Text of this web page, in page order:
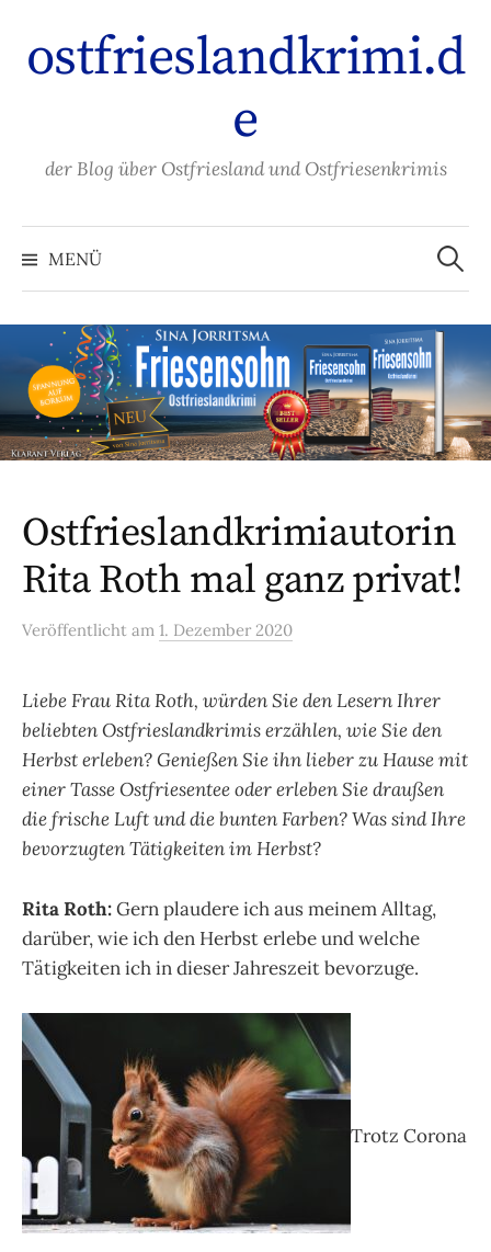
Inhalt
überspringen
ostfrieslandkrimi.d
e
der Blog über Ostfriesland und Ostfriesenkrimis
MENÜ
Suchen
nach:
Ostfrieslandkrimiautorin
Rita Roth mal ganz privat!
Veröffentlicht am 1. Dezember 2020
Liebe Frau Rita Roth, würden Sie den Lesern Ihrer
beliebten Ostfrieslandkrimis erzählen, wie Sie den
Herbst erleben? Genießen Sie ihn lieber zu Hause mit
einer Tasse Ostfriesentee oder erleben Sie draußen
die frische Luft und die bunten Farben? Was sind Ihre
bevorzugten Tätigkeiten im Herbst?
Rita Roth:Gern plaudere ich aus meinem Alltag,
darüber, wie ich den Herbst erlebe und welche
Tätigkeiten ich in dieser Jahreszeit bevorzuge.
Trotz Corona